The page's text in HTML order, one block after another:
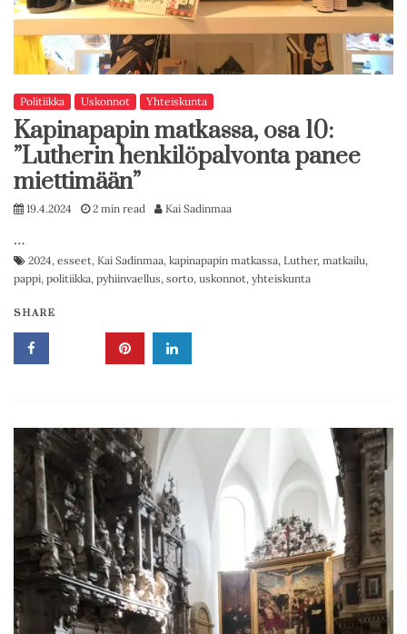
Politiikka Uskonnot Yhteiskunta
Kapinapapin matkassa, osa 10:
”Lutherin henkilöpalvonta panee
miettimään”
19.4.2024 2 min read Kai Sadinmaa
…
2024, esseet, Kai Sadinmaa, kapinapapin matkassa, Luther, matkailu,
pappi, politiikka, pyhiinvaellus, sorto, uskonnot, yhteiskunta
SHARE